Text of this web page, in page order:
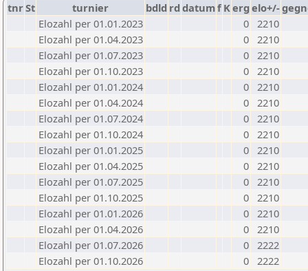
tnrSt turnier bdld rd datumf Kerg elo+/-
Elozahl per 01.01.2023
0 2210
Elozahl per 01.04.2023
0 2210
Elozahl per 01.07.2023
0 2210
Elozahl per 01.10.2023
0 2210
Elozahl per 01.01.2024
0 2210
Elozahl per 01.04.2024
0 2210
Elozahl per 01.07.2024
0 2210
Elozahl per 01.10.2024
0 2210
Elozahl per 01.01.2025
0 2210
Elozahl per 01.04.2025
0 2210
Elozahl per 01.07.2025
0 2210
Elozahl per 01.10.2025
0 2210
Elozahl per 01.01.2026
0 2210
Elozahl per 01.04.2026
0 2210
Elozahl per 01.07.2026
0 2222
Elozahl per 01.10.2026
0 2222